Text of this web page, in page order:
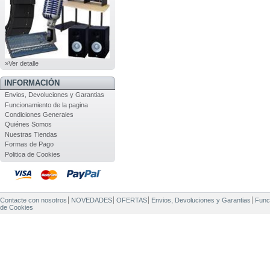
»Ver detalle
INFORMACIÓN
Envios, Devoluciones y Garantias
Funcionamiento de la pagina
Condiciones Generales
Quiénes Somos
Nuestras Tiendas
Formas de Pago
Politica de Cookies
Contacte con nosotros NOVEDADES OFERTAS Envios, Devoluciones y Garantias
de Cookies